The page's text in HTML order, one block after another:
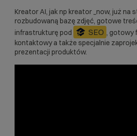
Kreator AI, jak np kreator _now, już na
rozbudowaną bazę zdjęć, gotowe
infrastrukturę pod
SEO , gotowy
kontaktowy a także specjalnie
prezentacji produktów.